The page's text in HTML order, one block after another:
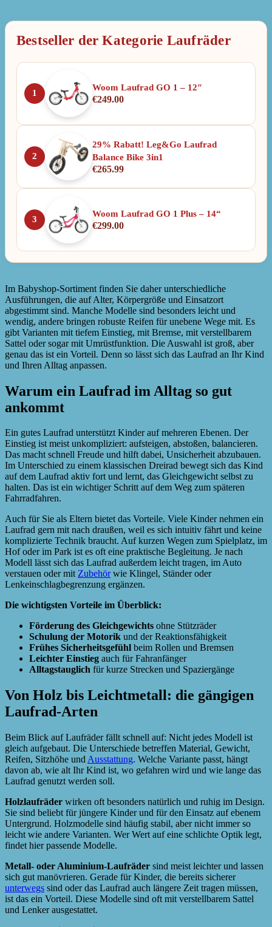
Bestseller der Kategorie Laufräder
1
Woom Laufrad GO 1 – 12″
€249.00
2
29% Rabatt! Leg&Go Laufrad
Balance Bike 3in1
€265.99
3
Woom Laufrad GO 1 Plus – 14“
€299.00
Im Babyshop-Sortiment finden Sie daher unterschiedliche
Ausführungen, die auf Alter, Körpergröße und Einsatzort
abgestimmt sind. Manche Modelle sind besonders leicht und
wendig, andere bringen robuste Reifen für unebene Wege mit. Es
gibt Varianten mit tiefem Einstieg, mit Bremse, mit verstellbarem
Sattel oder sogar mit Umrüstfunktion. Die Auswahl ist groß, aber
genau das ist ein Vorteil. Denn so lässt sich das Laufrad an Ihr Kind
und Ihren Alltag anpassen.
Warum ein Laufrad im Alltag so gut
ankommt
Ein gutes Laufrad unterstützt Kinder auf mehreren Ebenen. Der
Einstieg ist meist unkompliziert: aufsteigen, abstoßen, balancieren.
Das macht schnell Freude und hilft dabei, Unsicherheit abzubauen.
Im Unterschied zu einem klassischen Dreirad bewegt sich das Kind
auf dem Laufrad aktiv fort und lernt, das Gleichgewicht selbst zu
halten. Das ist ein wichtiger Schritt auf dem Weg zum späteren
Fahrradfahren.
Auch für Sie als Eltern bietet das Vorteile. Viele Kinder nehmen ein
Laufrad gern mit nach draußen, weil es sich intuitiv fährt und keine
komplizierte Technik braucht. Auf kurzen Wegen zum Spielplatz, im
Hof oder im Park ist es oft eine praktische Begleitung. Je nach
Modell lässt sich das Laufrad außerdem leicht tragen, im Auto
verstauen oder mitZubehörwie Klingel, Ständer oder
Lenkeinschlagbegrenzung ergänzen.
Die wichtigsten Vorteile im Überblick:
Förderung des Gleichgewichts ohne Stützräder
Schulung der Motorik und der Reaktionsfähigkeit
Frühes Sicherheitsgefühl beim Rollen und Bremsen
Leichter Einstieg auch für Fahranfänger
Alltagstauglich für kurze Strecken und Spaziergänge
Von Holz bis Leichtmetall: die gängigen
Laufrad-Arten
Beim Blick auf Laufräder fällt schnell auf: Nicht jedes Modell ist
gleich aufgebaut. Die Unterschiede betreffen Material, Gewicht,
Reifen, Sitzhöhe und Ausstattung. Welche Variante passt, hängt
davon ab, wie alt Ihr Kind ist, wo gefahren wird und wie lange das
Laufrad genutzt werden soll.
Holzlaufräder wirken oft besonders natürlich und ruhig im Design.
Sie sind beliebt für jüngere Kinder und für den Einsatz auf ebenem
Untergrund. Holzmodelle sind häufig stabil, aber nicht immer so
leicht wie andere Varianten. Wer Wert auf eine schlichte Optik legt,
findet hier passende Modelle.
Metall- oder Aluminium-Laufräder sind meist leichter und lassen
sich gut manövrieren. Gerade für Kinder, die bereits sicherer
unterwegs sind oder das Laufrad auch längere Zeit tragen müssen,
ist das ein Vorteil. Diese Modelle sind oft mit verstellbarem Sattel
und Lenker ausgestattet.